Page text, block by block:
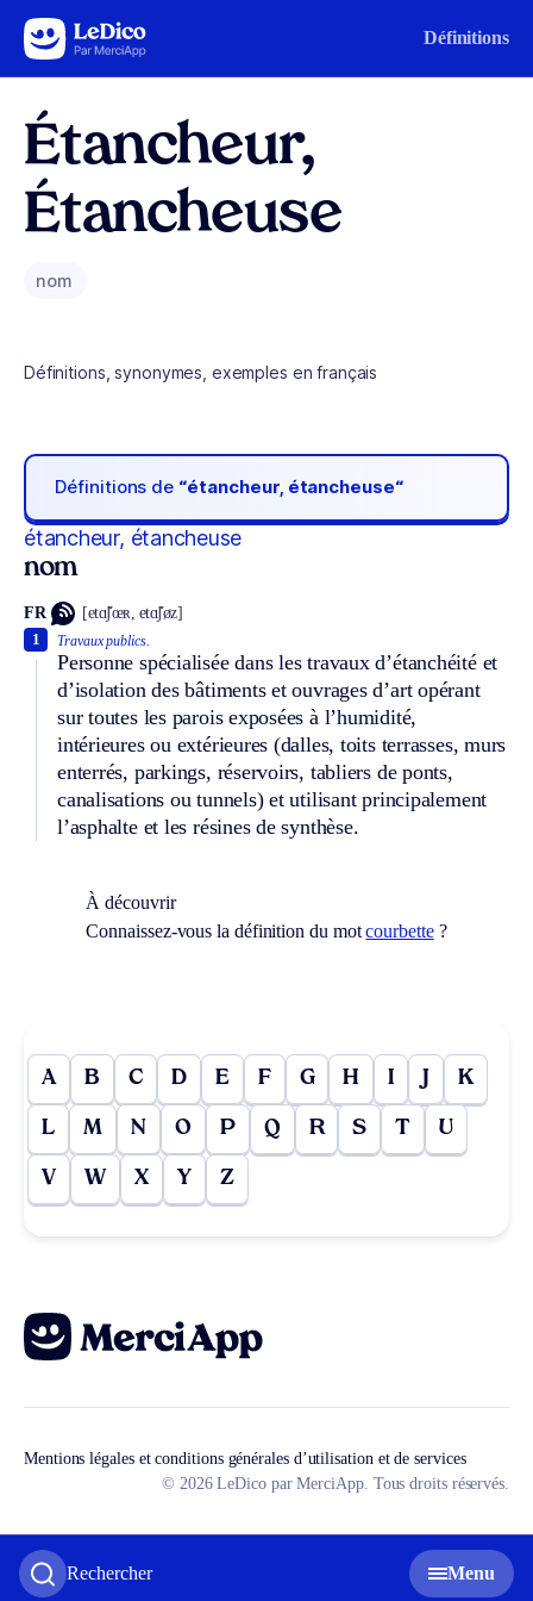
Aller au contenu Définitions
Rechercher Menu
Étancheur,
Étancheuse
nom
Définitions, synonymes, exemples en français
Définitions de “étancheur, étancheuse“
étancheur, étancheuse
nom
FR [etɑ̃ʃœʀ, etɑ̃ʃøz]
Travaux publics.
Personne spécialisée dans les travaux d’étanchéité et
d’isolation des bâtiments et ouvrages d’art opérant
sur toutes les parois exposées à l’humidité,
intérieures ou extérieures (dalles, toits terrasses, murs
enterrés, parkings, réservoirs, tabliers de ponts,
canalisations ou tunnels) et utilisant principalement
l’asphalte et les résines de synthèse.
1
À découvrir
Connaissez-vous la définition du motcourbette?
A B C D E F G H I J K
L M N O P Q R S T U
V W X Y Z
Mentions légales et conditions générales d’utilisation et de services
© 2026 LeDico par MerciApp. Tous droits réservés.